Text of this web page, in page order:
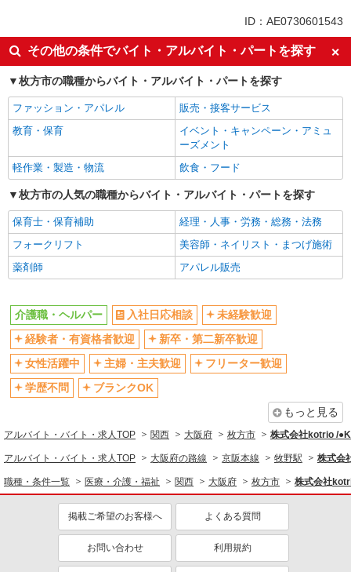
入社日応相談
未経験歓迎
経験者・有資格者歓迎
新卒・第二新卒歓迎
女性活躍中
主婦・主夫歓迎
フリーター歓迎
学歴不問
ブランクOK
ミドル（40代～）活躍中
エルダー（50代～）活躍中
シニア（60代～）活躍中
高収入・高額
ボーナス・賞与あり
昇給あり
完全週休2日制
フルタイム歓迎
禁煙・分煙
駅直結・駅チカ
車通勤OK
バイク通勤OK
自転車通勤OK
社会保険あり
産休・育休取得実績あり
退職金・財形貯蓄制度あり
各種手当（家族・役職・インセン
ティブなど）あり
制服貸与
研修制度あり
資格取得支援制度あり
医療・介護・福祉
介護職・ヘルパー
同じ特徴から求人を探す
未経験歓迎
ミドル（40代～）活躍中
ボーナス・賞与あり
車通勤OK
ID：AE0730601543
その他の条件でバイト・アルバイト・パートを探す
枚方市の職種からバイト・アルバイト・パートを探す
ファッション・アパレル
販売・接客サービス
教育・保育
イベント・キャンペーン・アミュ
ーズメント
軽作業・製造・物流
飲食・フード
枚方市の人気の職種からバイト・アルバイト・パートを探す
保育士・保育補助
経理・人事・労務・総務・法務
フォークリフト
美容師・ネイリスト・まつげ施術
薬剤師
アパレル販売
介護職・ヘルパー 入社日応相談
未経験歓迎
経験者・有資格者歓迎
新卒・第二新卒歓迎
女性活躍中
主婦・主夫歓迎
フリーター歓迎
学歴不問
ブランクOK
もっと見る
アルバイト・バイト・求人TOP 関西 大阪府 枚方市 株式会社kotrio /
アルバイト・バイト・求人TOP 大阪府の路線 京阪本線 牧野駅 株式会
職種・条件一覧 医療・介護・福祉 関西 大阪府 枚方市 株式会社
掲載ご希望のお客様へ よくある質問
お問い合わせ 利用規約